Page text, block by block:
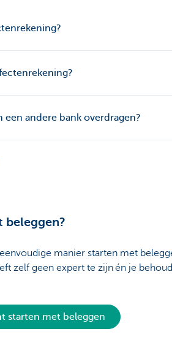
een andere bank overdragen?
beleggen?
manier starten met
zelf geen expert te zijn én je
starten met beleggen